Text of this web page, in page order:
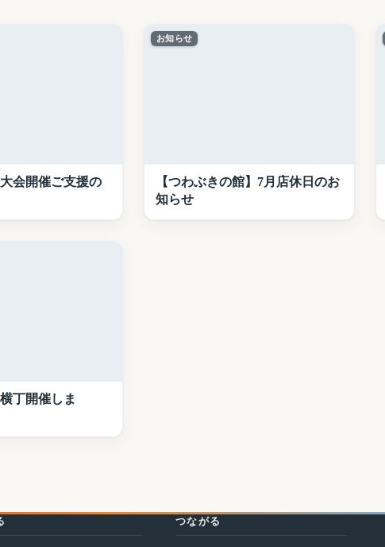
会開催ご支援の
お知らせ
【つわぶきの館】7月店休日のお
知らせ
丁開催しま
つながる